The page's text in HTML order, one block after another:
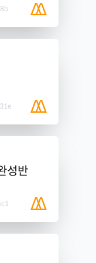
성반